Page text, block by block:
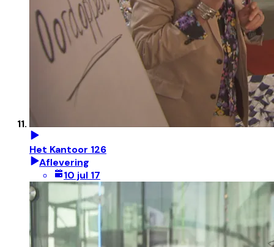
Het Kantoor 126
Aflevering
10 jul 17